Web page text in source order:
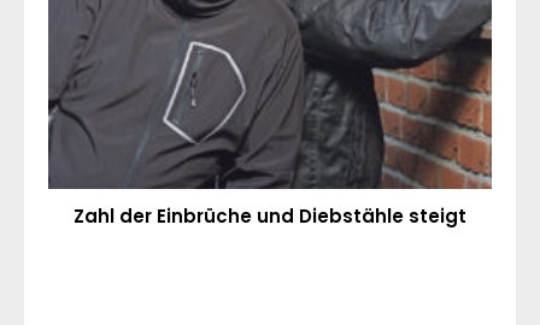
Zahl der Einbrüche und Diebstähle steigt